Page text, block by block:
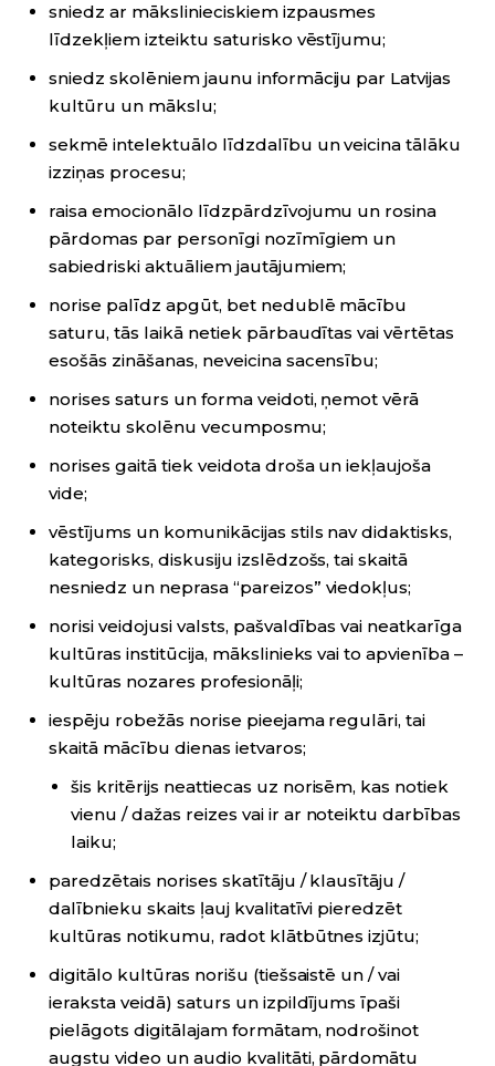
sniedz ar mākslinieciskiem izpausmes
līdzekļiem izteiktu saturisko vēstījumu;
sniedz skolēniem jaunu informāciju par Latvijas
kultūru un mākslu;
sekmē intelektuālo līdzdalību un veicina tālāku
izziņas procesu;
raisa emocionālo līdzpārdzīvojumu un rosina
pārdomas par personīgi nozīmīgiem un
sabiedriski aktuāliem jautājumiem;
norise palīdz apgūt, bet nedublē mācību
saturu, tās laikā netiek pārbaudītas vai vērtētas
esošās zināšanas, neveicina sacensību;
norises saturs un forma veidoti, ņemot vērā
noteiktu skolēnu vecumposmu;
norises gaitā tiek veidota droša un iekļaujoša
vide;
vēstījums un komunikācijas stils nav didaktisks,
kategorisks, diskusiju izslēdzošs, tai skaitā
nesniedz un neprasa “pareizos” viedokļus;
norisi veidojusi valsts, pašvaldības vai neatkarīga
kultūras institūcija, mākslinieks vai to apvienība –
kultūras nozares profesionāļi;
iespēju robežās norise pieejama regulāri, tai
skaitā mācību dienas ietvaros;
šis kritērijs neattiecas uz norisēm, kas notiek
vienu / dažas reizes vai ir ar noteiktu darbības
laiku;
paredzētais norises skatītāju / klausītāju /
dalībnieku skaits ļauj kvalitatīvi pieredzēt
kultūras notikumu, radot klātbūtnes izjūtu;
digitālo kultūras norišu (tiešsaistē un / vai
ieraksta veidā) saturs un izpildījums īpaši
pielāgots digitālajam formātam, nodrošinot
augstu video un audio kvalitāti, pārdomātu